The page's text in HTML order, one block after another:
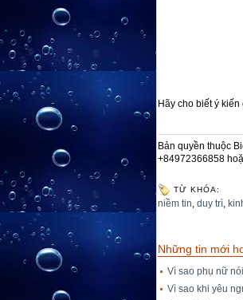
Hãy cho biết ý kiến
Bản quyền thuộc
+84972366858
TỪ KHÓA:
niềm tin, duy trì,
Những tin mới
Vì sao phụ nữ
Vì sao khi yêu